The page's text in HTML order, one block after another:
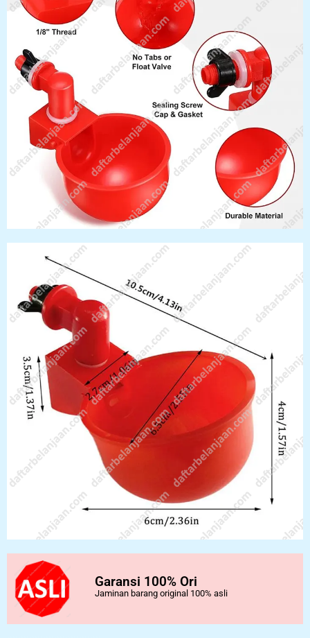
Garansi 100% Ori
Jaminan barang original 100% asli